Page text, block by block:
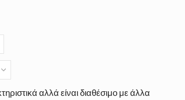
αλλά είναι διαθέσιμο με άλλα